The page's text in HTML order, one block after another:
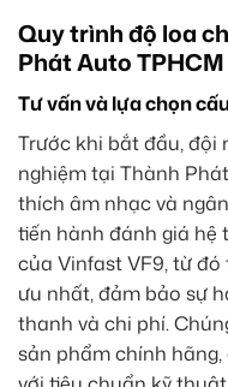
Quy trình độ loa
Phát Auto TPHCM
Tư vấn và lựa chọn
Trước khi bắt đầu, đội
nghiệm tại Thành
thích âm nhạc và
tiến hành đánh giá hệ
của Vinfast VF9, từ
ưu nhất, đảm bảo sự
thanh và chi phí.
sản phẩm chính